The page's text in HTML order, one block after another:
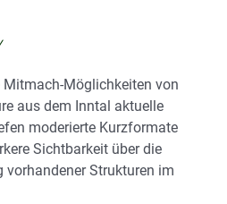
von
aus dem Inntal aktuelle
moderierte Kurzformate
Sichtbarkeit über die
vorhandener Strukturen im